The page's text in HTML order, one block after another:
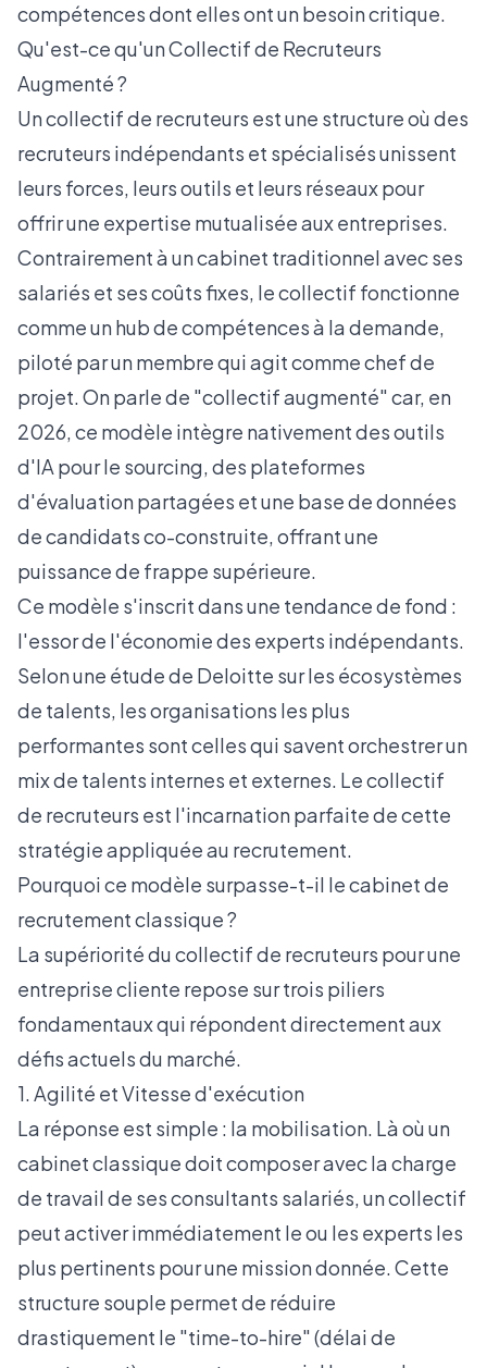
compétences dont elles ont un besoin critique.
Qu'est-ce qu'un Collectif de Recruteurs
Augmenté ?
Un collectif de recruteurs est une structure où des
recruteurs indépendants et spécialisés unissent
leurs forces, leurs outils et leurs réseaux pour
offrir une expertise mutualisée aux entreprises.
Contrairement à un cabinet traditionnel avec ses
salariés et ses coûts fixes, le collectif fonctionne
comme un hub de compétences à la demande,
piloté par un membre qui agit comme chef de
projet. On parle de "collectif augmenté" car, en
2026, ce modèle intègre nativement des outils
d'IA pour le sourcing, des plateformes
d'évaluation partagées et une base de données
de candidats co-construite, offrant une
puissance de frappe supérieure.
Ce modèle s'inscrit dans une tendance de fond :
l'essor de l'économie des experts indépendants.
Selon une étude de Deloitte sur les écosystèmes
de talents, les organisations les plus
performantes sont celles qui savent orchestrer un
mix de talents internes et externes. Le collectif
de recruteurs est l'incarnation parfaite de cette
stratégie appliquée au recrutement.
Pourquoi ce modèle surpasse-t-il le cabinet de
recrutement classique ?
La supériorité du collectif de recruteurs pour une
entreprise cliente repose sur trois piliers
fondamentaux qui répondent directement aux
défis actuels du marché.
1. Agilité et Vitesse d'exécution
La réponse est simple : la mobilisation. Là où un
cabinet classique doit composer avec la charge
de travail de ses consultants salariés, un collectif
peut activer immédiatement le ou les experts les
plus pertinents pour une mission donnée. Cette
structure souple permet de réduire
drastiquement le "time-to-hire" (délai de